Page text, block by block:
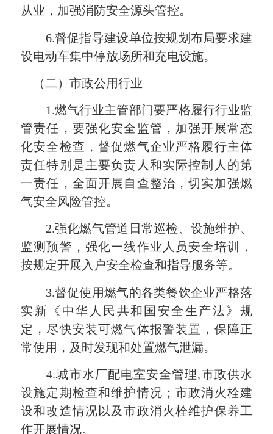
从业，加强消防安全源头管控。
6.督促指导建设单位按规划布局要求建
设电动车集中停放场所和充电设施。
（二）市政公用行业
1.燃气行业主管部门要严格履行行业监
管责任，要强化安全监管，加强开展常态
化安全检查，督促燃气企业严格履行主体
责任特别是主要负责人和实际控制人的第
一责任，全面开展自查整治，切实加强燃
气安全风险管控。
2.强化燃气管道日常巡检、设施维护、
监测预警，强化一线作业人员安全培训，
按规定开展入户安全检查和指导服务等。
3.督促使用燃气的各类餐饮企业严格落
实新《中华人民共和国安全生产法》规
定，尽快安装可燃气体报警装置，保障正
常使用，及时发现和处置燃气泄漏。
4.城市水厂配电室安全管理,市政供水
设施定期检查和维护情况；市政消火栓建
设和改造情况以及市政消火栓维护保养工
作开展情况。